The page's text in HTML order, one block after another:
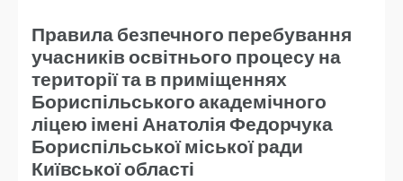
Правила безпечного перебування
учасників освітнього процесу на
території та в приміщеннях
Бориспільського академічного
ліцею імені Анатолія Федорчука
Бориспільської міської ради
Київської області